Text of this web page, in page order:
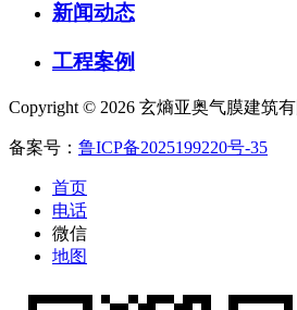
新闻动态
工程案例
Copyright © 2026 玄熵亚奥气膜建筑
备案号： 鲁ICP备2025199220号-35
首页
电话
微信
地图